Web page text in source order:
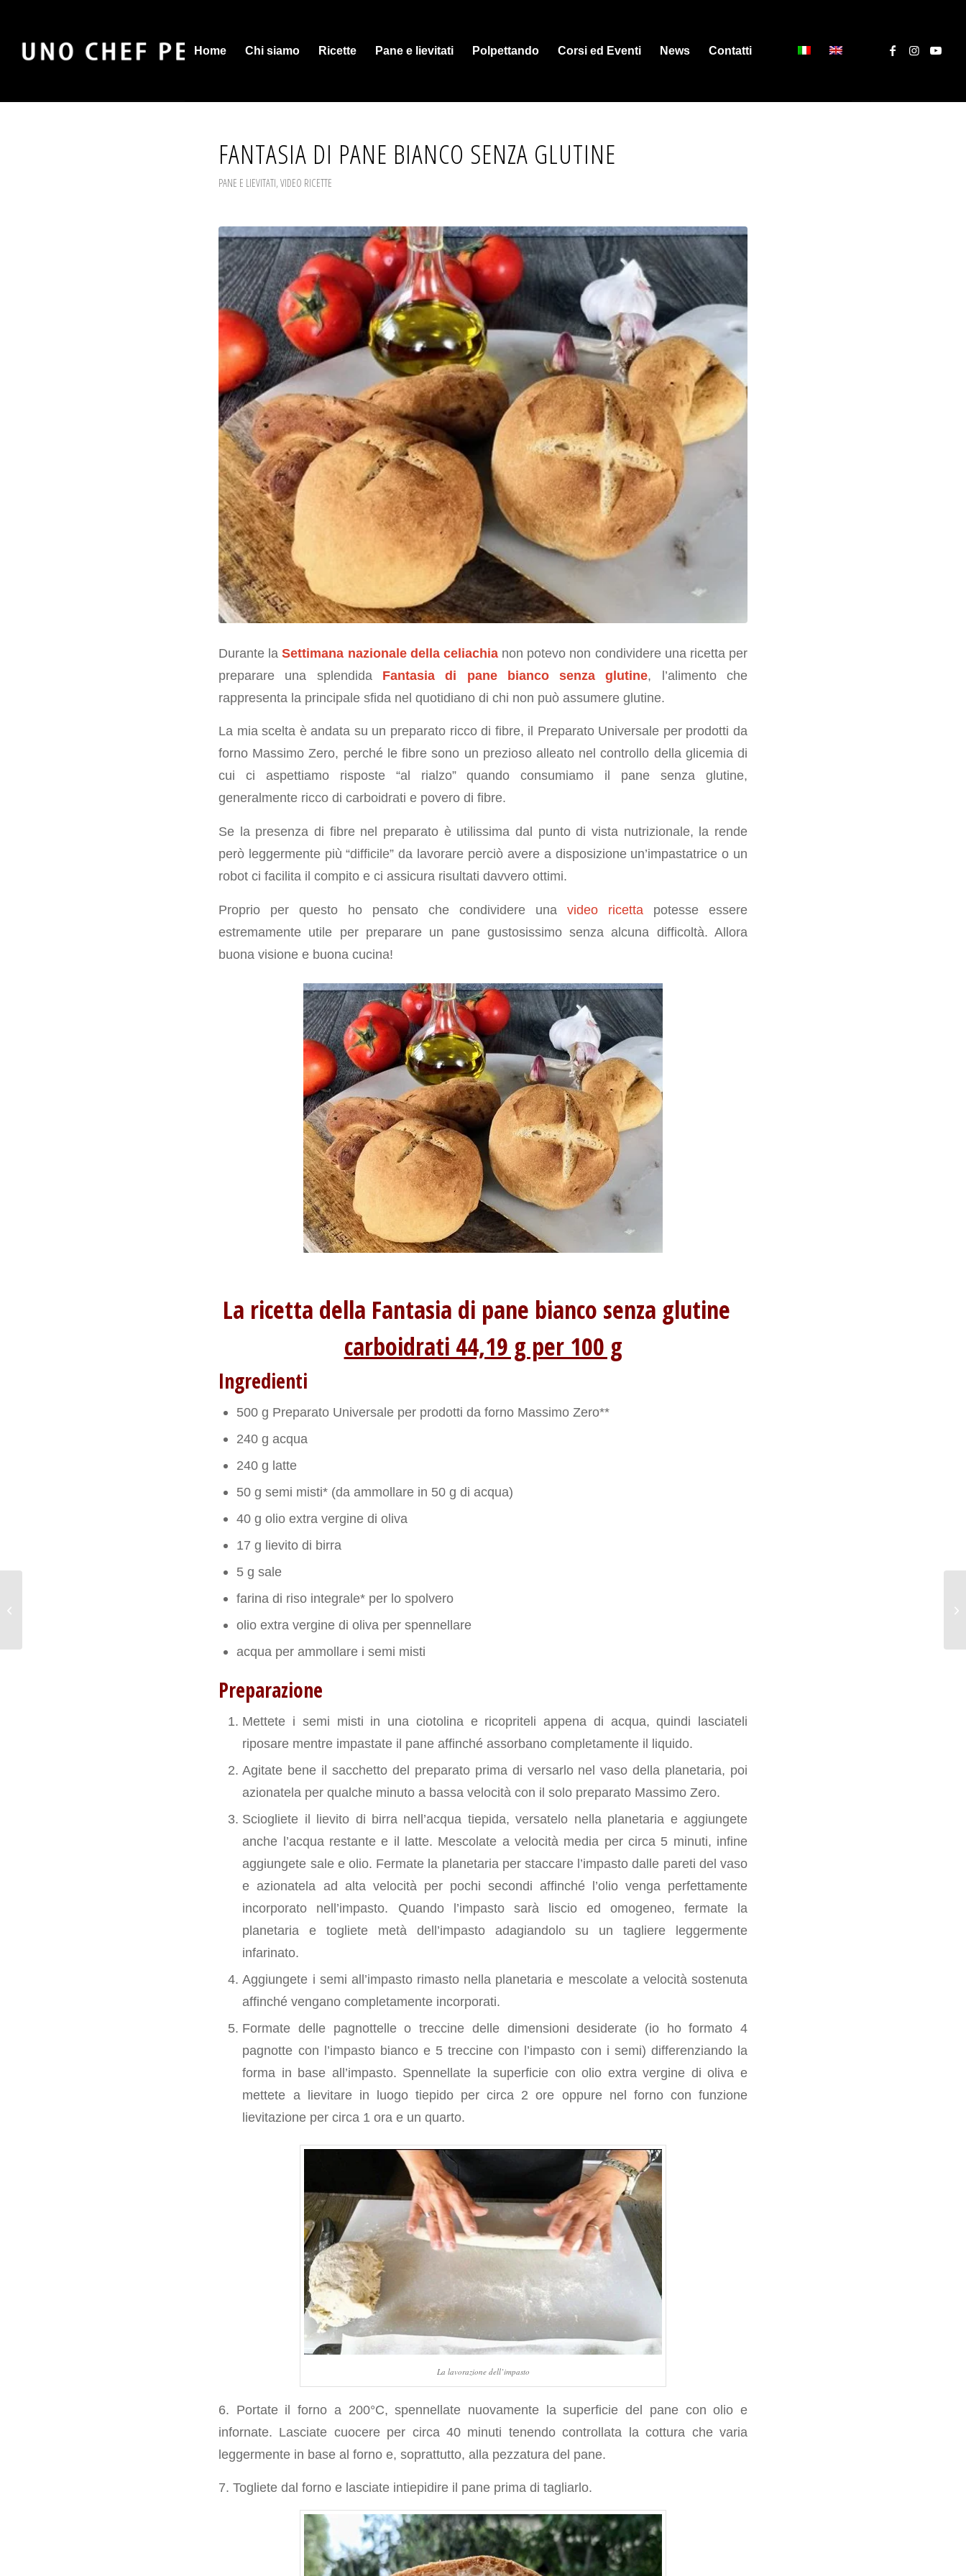
Home Chi siamo Ricette Pane e lievitati Polpettando Corsi ed Eventi News Contatti
FANTASIA DI PANE BIANCO SENZA GLUTINE
PANE E LIEVITATI, VIDEO RICETTE
Durante laSettimana nazionale della celiachianon potevo non condividere una ricetta per
preparare una splendida Fantasia di pane bianco senza glutine, l’alimento che
rappresenta la principale sfida nel quotidiano di chi non può assumere glutine.
La mia scelta è andata su un preparato ricco di fibre, il Preparato Universale per prodotti da
forno Massimo Zero, perché le fibre sono un prezioso alleato nel controllo della glicemia di
cui ci aspettiamo risposte “al rialzo” quando consumiamo il pane senza glutine,
generalmente ricco di carboidrati e povero di fibre.
Se la presenza di fibre nel preparato è utilissima dal punto di vista nutrizionale, la rende
però leggermente più “difficile” da lavorare perciò avere a disposizione un’impastatrice o un
robot ci facilita il compito e ci assicura risultati davvero ottimi.
Proprio per questo ho pensato che condividere una video ricetta potesse essere
estremamente utile per preparare un pane gustosissimo senza alcuna difficoltà. Allora
buona visione e buona cucina!
La ricetta della Fantasia di pane bianco senza glutine
carboidrati 44,19 g per 100 g
Ingredienti
500 g Preparato Universale per prodotti da forno Massimo Zero**
240 g acqua
240 g latte
50 g semi misti* (da ammollare in 50 g di acqua)
40 g olio extra vergine di oliva
17 g lievito di birra
5 g sale
farina di riso integrale* per lo spolvero
olio extra vergine di oliva per spennellare
acqua per ammollare i semi misti
Preparazione
Mettete i semi misti in una ciotolina e ricopriteli appena di acqua, quindi lasciateli
riposare mentre impastate il pane affinché assorbano completamente il liquido.
Agitate bene il sacchetto del preparato prima di versarlo nel vaso della planetaria, poi
azionatela per qualche minuto a bassa velocità con il solo preparato Massimo Zero.
Sciogliete il lievito di birra nell’acqua tiepida, versatelo nella planetaria e aggiungete
anche l’acqua restante e il latte. Mescolate a velocità media per circa 5 minuti, infine
aggiungete sale e olio. Fermate la planetaria per staccare l’impasto dalle pareti del vaso
e azionatela ad alta velocità per pochi secondi affinché l’olio venga perfettamente
incorporato nell’impasto. Quando l’impasto sarà liscio ed omogeneo, fermate la
planetaria e togliete metà dell’impasto adagiandolo su un tagliere leggermente
infarinato.
Aggiungete i semi all’impasto rimasto nella planetaria e mescolate a velocità sostenuta
affinché vengano completamente incorporati.
Formate delle pagnottelle o treccine delle dimensioni desiderate (io ho formato 4
pagnotte con l’impasto bianco e 5 treccine con l’impasto con i semi) differenziando la
forma in base all’impasto. Spennellate la superficie con olio extra vergine di oliva e
mettete a lievitare in luogo tiepido per circa 2 ore oppure nel forno con funzione
lievitazione per circa 1 ora e un quarto.
La lavorazione dell’impasto
6. Portate il forno a 200°C, spennellate nuovamente la superficie del pane con olio e
infornate. Lasciate cuocere per circa 40 minuti tenendo controllata la cottura che varia
leggermente in base al forno e, soprattutto, alla pezzatura del pane.
7. Togliete dal forno e lasciate intiepidire il pane prima di tagliarlo.